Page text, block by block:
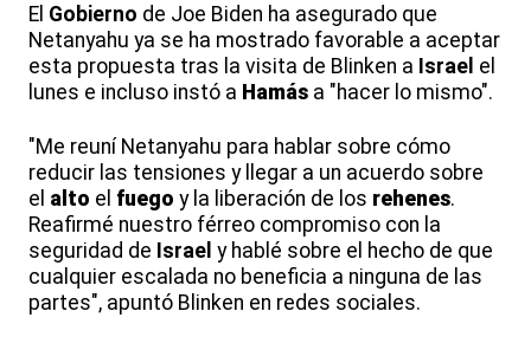
El Gobierno de Joe Biden ha asegurado que
Netanyahu ya se ha mostrado favorable a aceptar
esta propuesta tras la visita de Blinken a Israel el
lunes e incluso instó a Hamás a "hacer lo mismo".
"Me reuní Netanyahu para hablar sobre cómo
reducir las tensiones y llegar a un acuerdo sobre
el alto el fuego y la liberación de los rehenes.
Reafirmé nuestro férreo compromiso con la
seguridad de Israel y hablé sobre el hecho de que
cualquier escalada no beneficia a ninguna de las
partes", apuntó Blinken en redes sociales.